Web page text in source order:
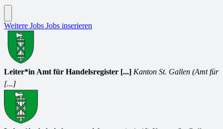
Weitere Jobs Jobs inserieren
Leiter*in Amt für Handelsregister [...] Kanton St. Gallen (Amt für
[...]